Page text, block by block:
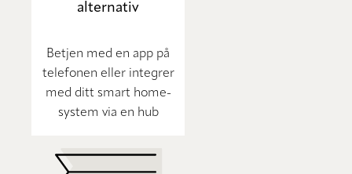
alternativ
Betjen med en app på
telefonen eller integrer
med ditt smart home-
system via en hub